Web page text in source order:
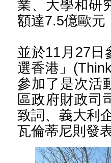
業、大學和研
額達7.5億歐元
並於11月27日
選香港」
參加了是次活
區政府財政司
致詞、義大利
瓦倫蒂尼則發